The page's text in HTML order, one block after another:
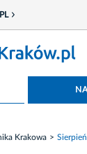
PL
Krakowa